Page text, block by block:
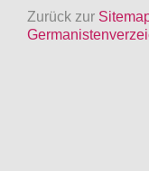
Zurück zur